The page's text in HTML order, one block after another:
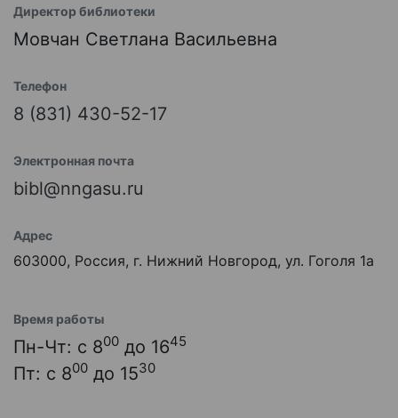
Директор библиотеки
Мовчан Светлана Васильевна
Телефон
8 (831) 430-52-17
Электронная почта
bibl@nngasu.ru
Адрес
603000, Россия, г. Нижний Новгород, ул. Гоголя 1а
Время работы
Пн-Чт: с 800 до 1645
Пт: с 800 до 1530